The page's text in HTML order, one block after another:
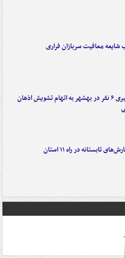
شایعه معافیت سربازان فراری
دستگیری ۶ نفر در بهشهر به اتهام تشویش اذهان
تابستانه در راه ۱۱ استان